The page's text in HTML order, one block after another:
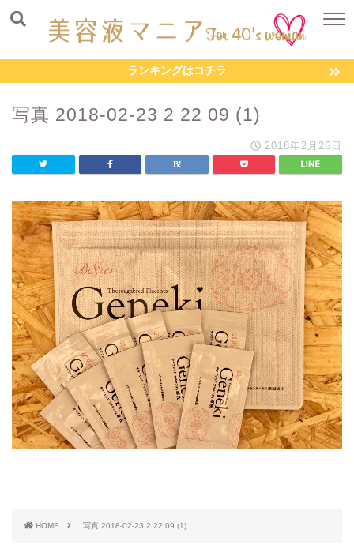
ランキングはコチラ
写真 2018-02-23 2 22 09 (1)
2018年2月26日
HOME 写真 2018-02-23 2 22 09 (1)